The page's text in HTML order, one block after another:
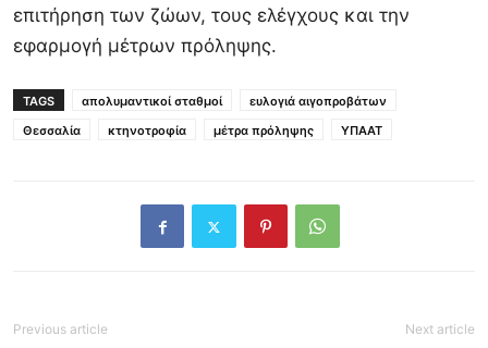
επιτήρηση των ζώων, τους ελέγχους και την
εφαρμογή μέτρων πρόληψης.
TAGS απολυμαντικοί σταθμοί
ευλογιά αιγοπροβάτων
Θεσσαλία
κτηνοτροφία μέτρα πρόληψης ΥΠΑΑΤ
Previous article Next article